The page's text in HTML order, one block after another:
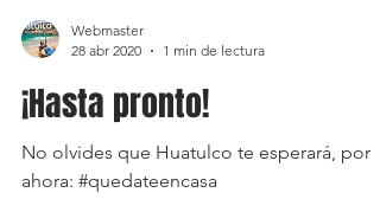
28 abr 2020
1 min de lectura
¡Hasta pronto!
No olvides que Huatulco te esperará, por